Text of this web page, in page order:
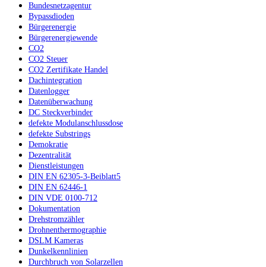
Bundesnetzagentur
Bypassdioden
Bürgerenergie
Bürgerenergiewende
CO2
CO2 Steuer
CO2 Zertifikate Handel
Dachintegration
Datenlogger
Datenüberwachung
DC Steckverbinder
defekte Modulanschlussdose
defekte Substrings
Demokratie
Dezentralität
Dienstleistungen
DIN EN 62305-3-Beiblatt5
DIN EN 62446-1
DIN VDE 0100-712
Dokumentation
Drehstromzähler
Drohnenthermographie
DSLM Kameras
Dunkelkennlinien
Durchbruch von Solarzellen